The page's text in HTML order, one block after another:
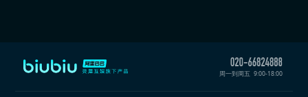
周一到周五 9:00-18:00